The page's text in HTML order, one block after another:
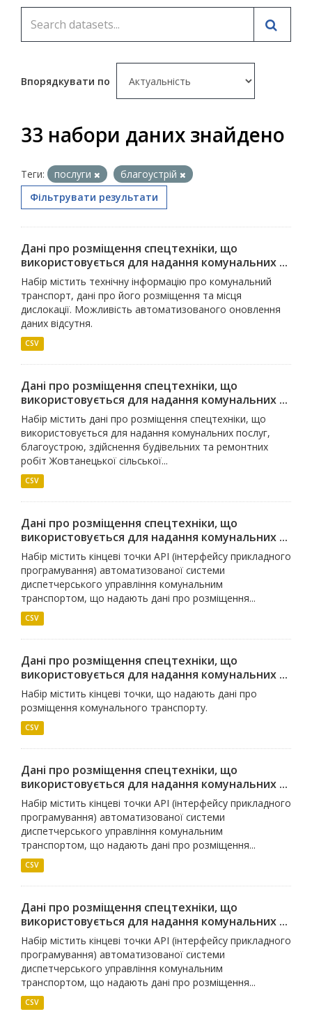
Впорядкувати по
33 набори даних знайдено
Теги: послуги
благоустрій
Фільтрувати результати
Дані про розміщення спецтехніки, що
використовується для надання комунальних ...
Набір містить технічну інформацію про комунальний
транспорт, дані про його розміщення та місця
дислокації. Можливість автоматизованого оновлення
даних відсутня.
CSV
Дані про розміщення спецтехніки, що
використовується для надання комунальних ...
Набір містить дані про розміщення спецтехніки, що
використовується для надання комунальних послуг,
благоустрою, здійснення будівельних та ремонтних
робіт Жовтанецької сільської...
CSV
Дані про розміщення спецтехніки, що
використовується для надання комунальних ...
Набір містить кінцеві точки API (інтерфейсу прикладного
програмування) автоматизованої системи
диспетчерського управління комунальним
транспортом, що надають дані про розміщення...
CSV
Дані про розміщення спецтехніки, що
використовується для надання комунальних ...
Набір містить кінцеві точки, що надають дані про
розміщення комунального транспорту.
CSV
Дані про розміщення спецтехніки, що
використовується для надання комунальних ...
Набір містить кінцеві точки API (інтерфейсу прикладного
програмування) автоматизованої системи
диспетчерського управління комунальним
транспортом, що надають дані про розміщення...
CSV
Дані про розміщення спецтехніки, що
використовується для надання комунальних ...
Набір містить кінцеві точки API (інтерфейсу прикладного
програмування) автоматизованої системи
диспетчерського управління комунальним
транспортом, що надають дані про розміщення...
CSV